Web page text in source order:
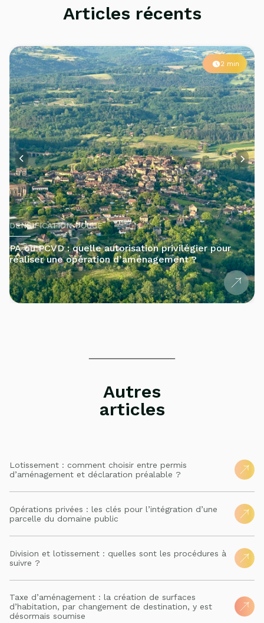
Articles récents
2 min
DENSIFICATION DOUCE
PA ou PCVD : quelle autorisation privilégier pour
réaliser une opération d’aménagement ?
Autres
articles
Lotissement : comment choisir entre permis
d’aménagement et déclaration préalable ?
Opérations privées : les clés pour l’intégration d’une
parcelle du domaine public
Division et lotissement : quelles sont les procédures à
suivre ?
Taxe d’aménagement : la création de surfaces
d’habitation, par changement de destination, y est
désormais soumise